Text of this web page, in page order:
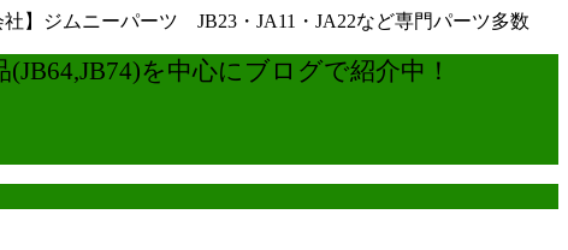
ジムニーパーツ JB23・JA11・JA22など専門パーツ多数
を中心にブログで紹介中！